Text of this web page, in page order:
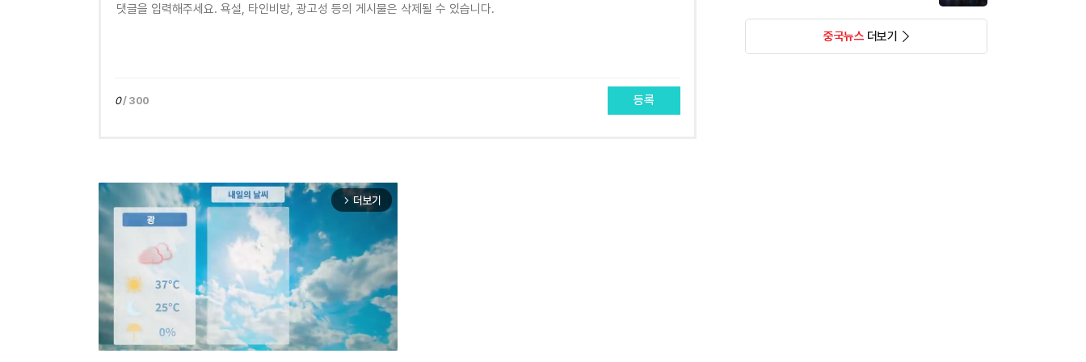
0/ 300 등록
arrow_forward_ios 더보기
중국뉴스더보기